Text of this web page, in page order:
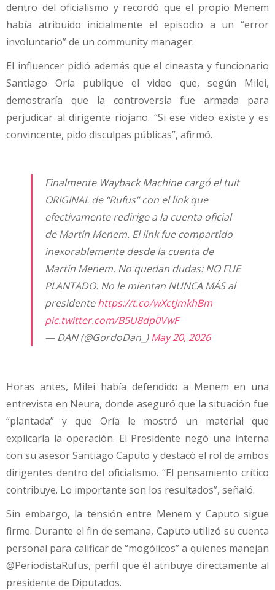
dentro del oficialismo y recordó que el propio Menem
había atribuido inicialmente el episodio a un “error
involuntario” de un community manager.
El influencer pidió además que el cineasta y funcionario
Santiago Oría publique el video que, según Milei,
demostraría que la controversia fue armada para
perjudicar al dirigente riojano. “Si ese video existe y es
convincente, pido disculpas públicas”, afirmó.
Finalmente Wayback Machine cargó el tuit
ORIGINAL de “Rufus” con el link que
efectivamente redirige a la cuenta oficial
de Martín Menem. El link fue compartido
inexorablemente desde la cuenta de
Martín Menem. No quedan dudas: NO FUE
PLANTADO. No le mientan NUNCA MÁS al
presidentehttps://t.co/wXctJmkhBm
pic.twitter.com/B5U8dp0VwF
— DAN (@GordoDan_)May 20, 2026
Horas antes, Milei había defendido a Menem en una
entrevista en Neura, donde aseguró que la situación fue
“plantada” y que Oría le mostró un material que
explicaría la operación. El Presidente negó una interna
con su asesor Santiago Caputo y destacó el rol de ambos
dirigentes dentro del oficialismo. “El pensamiento crítico
contribuye. Lo importante son los resultados”, señaló.
Sin embargo, la tensión entre Menem y Caputo sigue
firme. Durante el fin de semana, Caputo utilizó su cuenta
personal para calificar de “mogólicos” a quienes manejan
@PeriodistaRufus, perfil que él atribuye directamente al
presidente de Diputados.